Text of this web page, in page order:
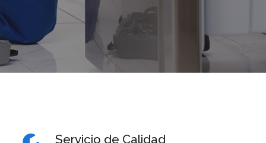
Servicio de Calidad